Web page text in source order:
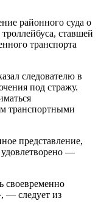
районного суда о
ставшей
транспорта
следователю в
под стражу.
транспортными
представление,
удовлетворено —
своевременно
— следует из